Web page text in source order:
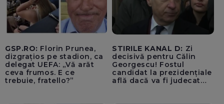
GSP.RO: Florin Prunea,
dizgrațios pe stadion, ca
delegat UEFA: „Vă arăt
ceva frumos. E ce
trebuie, fratello?”
STIRILE KANAL D: Zi
decisivă pentru Călin
Georgescu! Fostul
candidat la prezidențiale
află dacă va fi judecat